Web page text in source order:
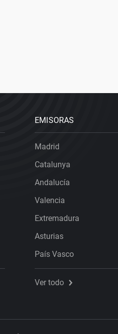
EMISORAS
Madrid
Catalunya
Andalucía
Valencia
Extremadura
Asturias
País Vasco
Ver todo